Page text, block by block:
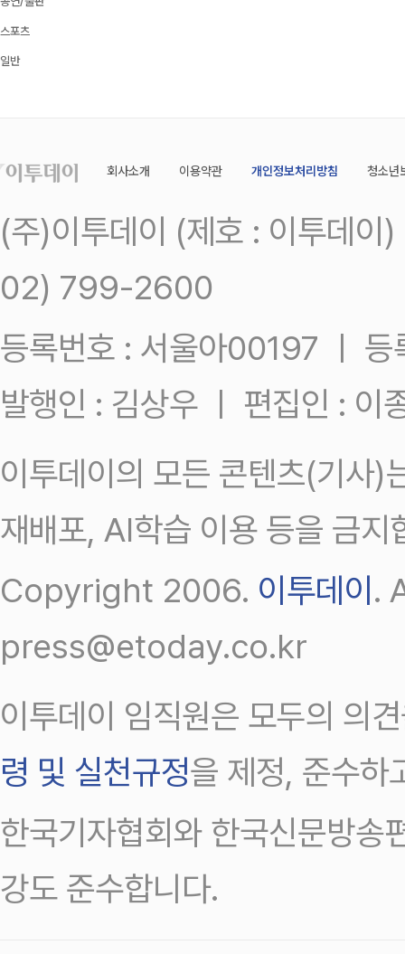
스포츠
일반
회사소개 이용약관 개인정보처리방침 청소년
(주)이투데이 (제호 : 이투데
02) 799-2600
등록번호 : 서울아00197 ㅣ
발행인 : 김상우 ㅣ 편집인 : 이
이투데이의 모든 콘텐츠(기사)
재배포, AI학습 이용 등을 금지
Copyright 2006. 이투데이 .
press@etoday.co.kr
이투데이 임직원은 모두의 의
령 및 실천규정을 제정, 준수하
한국기자협회와 한국신문방송
강도 준수합니다.